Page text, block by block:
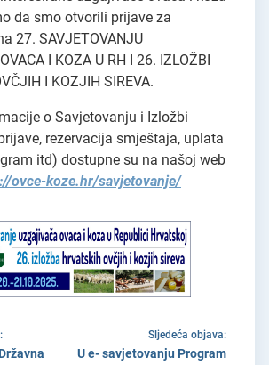
da smo otvorili prijave za
27. SAVJETOVANJU
I KOZA U RH I 26. IZLOŽBI
I KOZJIH SIREVA.
o Savjetovanju i Izložbi
rezervacija smještaja, uplata
itd) dostupne su na našoj web
ovce-koze.hr/savjetovanje/
Sljedeća objava:
U e- savjetovanju Program